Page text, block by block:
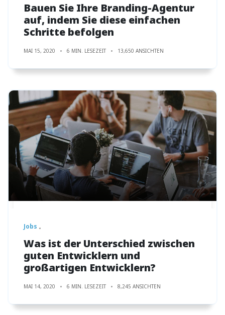
Bauen Sie Ihre Branding-Agentur
auf, indem Sie diese einfachen
Schritte befolgen
MAI 15, 2020 6 MIN. LESEZEIT 13,650 ANSICHTEN
Jobs
Was ist der Unterschied zwischen
guten Entwicklern und
großartigen Entwicklern?
MAI 14, 2020 6 MIN. LESEZEIT 8,245 ANSICHTEN